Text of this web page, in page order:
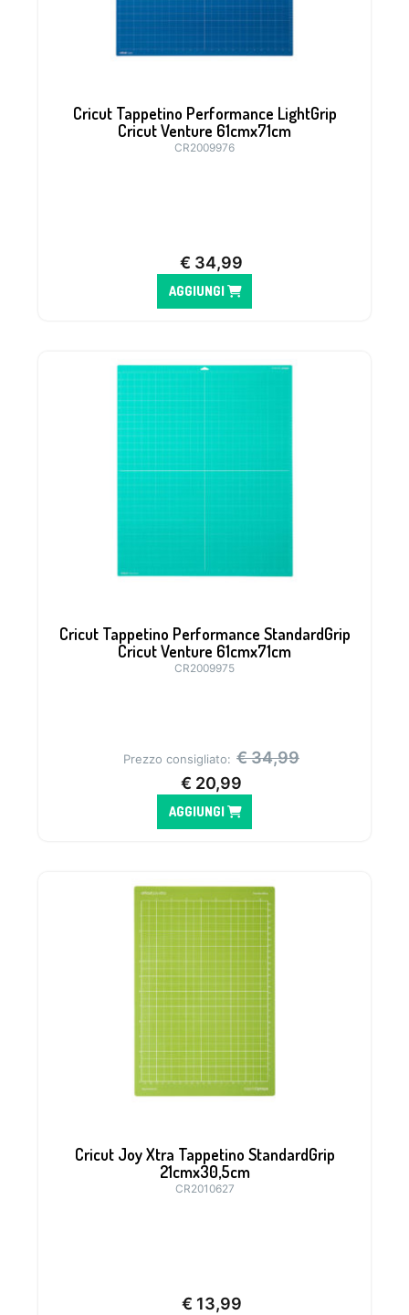
Cricut Tappetino Performance LightGrip
Cricut Venture 61cmx71cm
CR2009976
€ 34,99
AGGIUNGI
Cricut Tappetino Performance StandardGrip
Cricut Venture 61cmx71cm
CR2009975
Prezzo consigliato: €34,99
€ 20,99
AGGIUNGI
Cricut Joy Xtra Tappetino StandardGrip
21cmx30,5cm
CR2010627
€ 13,99